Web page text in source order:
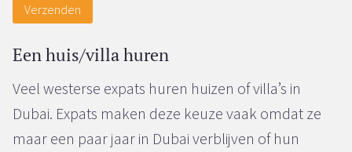
Verzenden
Een huis/villa huren
Veel westerse expats huren huizen of villa’s in
Dubai. Expats maken deze keuze vaak omdat ze
maar een paar jaar in Dubai verblijven of hun